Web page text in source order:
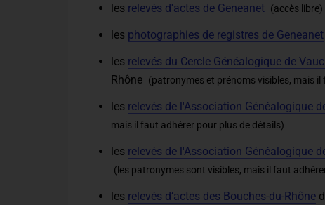
les relevés d'actes de Geneanet (accès libre)
les photographies de registres de Geneanet
les relevés du Cercle Généalogique de
Rhône (patronymes et prénoms visibles, mais
les relevés de l'Association Généalogique
mais il faut adhérer pour plus de détails)
les relevés de l'Association Généalogique
(les patronymes sont visibles, mais il faut
les relevés d’actes des Bouches-du-Rhône